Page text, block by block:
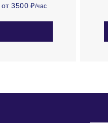
от 3500 ₽/час